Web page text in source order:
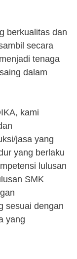
berkualitas dan
secara
tenaga
dalam
kami
jasa yang
yang berlaku
lulusan
SMK
sesuai dengan
yang